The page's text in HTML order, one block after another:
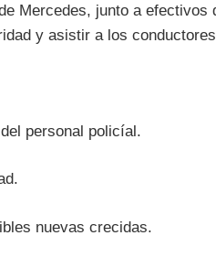
Mercedes, junto a
y asistir a los
personal policíal.
nuevas crecidas.